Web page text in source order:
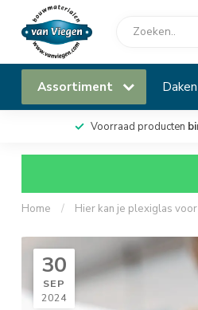
Assortiment Daken
Voorraad producten
Home / Hier kan je plexiglas
30
SEP
2024